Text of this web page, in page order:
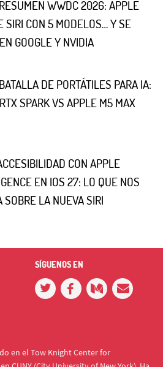
RESUMEN WWDC 2026: APPLE
SIRI CON 5 MODELOS… Y SE
GOOGLE Y NVIDIA
BATALLA DE PORTÁTILES PARA IA:
SPARK VS APPLE M5 MAX
CON APPLE
EN IOS 27: LO QUE NOS
SOBRE LA NUEVA SIRI
SÍGUENOS EN
en el Tow Knight Center for